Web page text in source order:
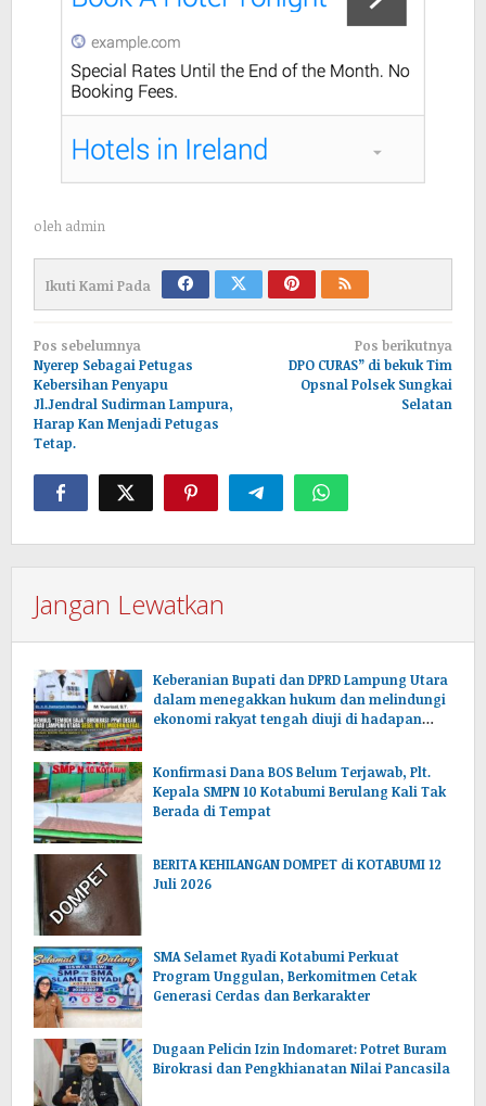
oleh admin
Ikuti Kami Pada
Navigasi
pos
Pos sebelumnya
Nyerep Sebagai Petugas
Kebersihan Penyapu
Jl.Jendral Sudirman Lampura,
Harap Kan Menjadi Petugas
Tetap.
Pos berikutnya
DPO CURAS” di bekuk Tim
Opsnal Polsek Sungkai
Selatan
Jangan Lewatkan
Keberanian Bupati dan DPRD Lampung Utara
dalam menegakkan hukum dan melindungi
ekonomi rakyat tengah diuji di hadapan
Konfirmasi Dana BOS Belum Terjawab, Plt.
Kepala SMPN 10 Kotabumi Berulang Kali Tak
Berada di Tempat
BERITA KEHILANGAN DOMPET di KOTABUMI 12
Juli 2026
SMA Selamet Ryadi Kotabumi Perkuat
Program Unggulan, Berkomitmen Cetak
Generasi Cerdas dan Berkarakter
Dugaan Pelicin Izin Indomaret: Potret Buram
Birokrasi dan Pengkhianatan Nilai Pancasila